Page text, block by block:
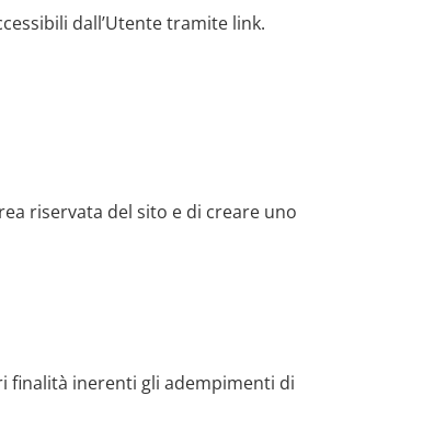
dall’Utente tramite link.
riservata del sito e di creare uno
inerenti gli adempimenti di